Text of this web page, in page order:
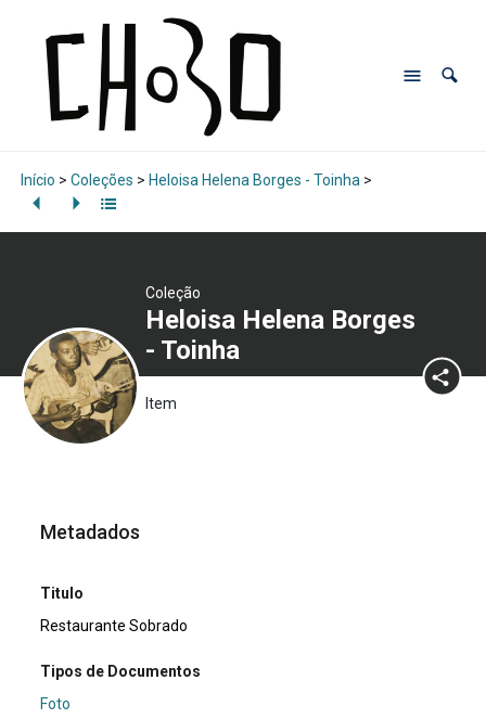
Início > Coleções > Heloisa Helena Borges - Toinha >
Coleção
Heloisa Helena Borges
- Toinha
Item
Metadados
Titulo
Restaurante Sobrado
Tipos de Documentos
Foto